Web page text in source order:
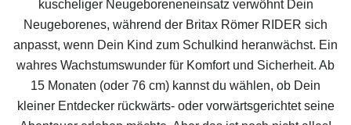
kuscheliger Neugeboreneneinsatz verwöhnt Dein
Neugeborenes, während der Britax Römer RIDER sich
anpasst, wenn Dein Kind zum Schulkind heranwächst. Ein
wahres Wachstumswunder für Komfort und Sicherheit. Ab
15 Monaten (oder 76 cm) kannst du wählen, ob Dein
kleiner Entdecker rückwärts- oder vorwärtsgerichtet seine